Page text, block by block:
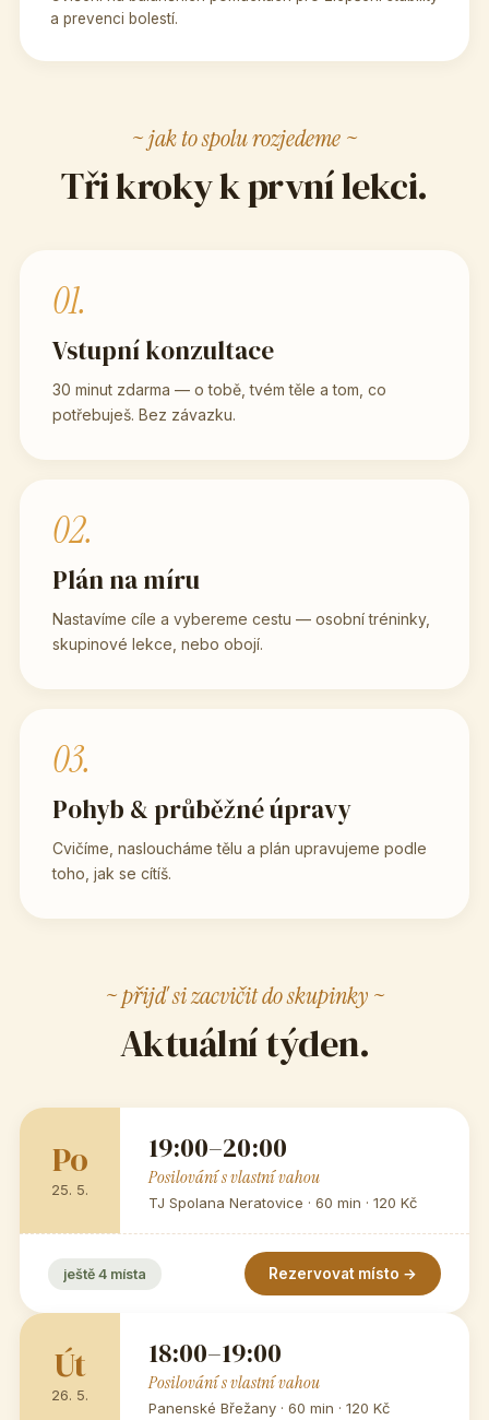
a prevenci bolestí.
~ jak to spolu rozjedeme ~
Tři kroky k první lekci.
01.
Vstupní konzultace
30 minut zdarma — o tobě, tvém těle a tom, co
potřebuješ. Bez závazku.
02.
Plán na míru
Nastavíme cíle a vybereme cestu — osobní tréninky,
skupinové lekce, nebo obojí.
03.
Pohyb & průběžné úpravy
Cvičíme, nasloucháme tělu a plán upravujeme podle
toho, jak se cítíš.
~ přijď si zacvičit do skupinky ~
Aktuální týden.
Po
25. 5.
19:00–20:00
Posilování s vlastní vahou
TJ Spolana Neratovice · 60 min · 120 Kč
ještě 4 místa Rezervovat místo →
Út
26. 5.
18:00–19:00
Posilování s vlastní vahou
Panenské Břežany · 60 min · 120 Kč